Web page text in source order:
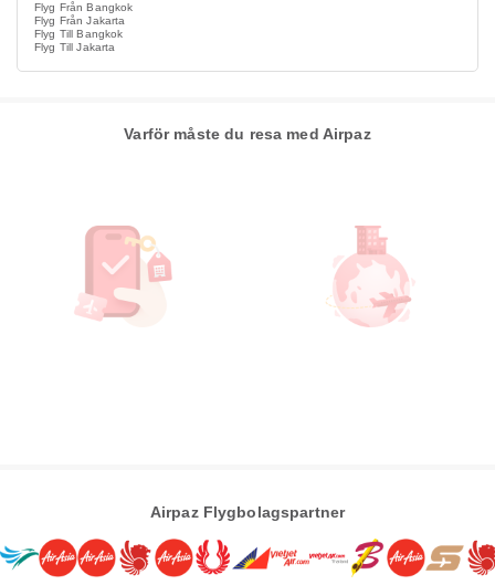
Flyg Från Bangkok
Flyg Från Jakarta
Flyg Till Bangkok
Flyg Till Jakarta
Varför måste du resa med Airpaz
Airpaz Flygbolagspartner